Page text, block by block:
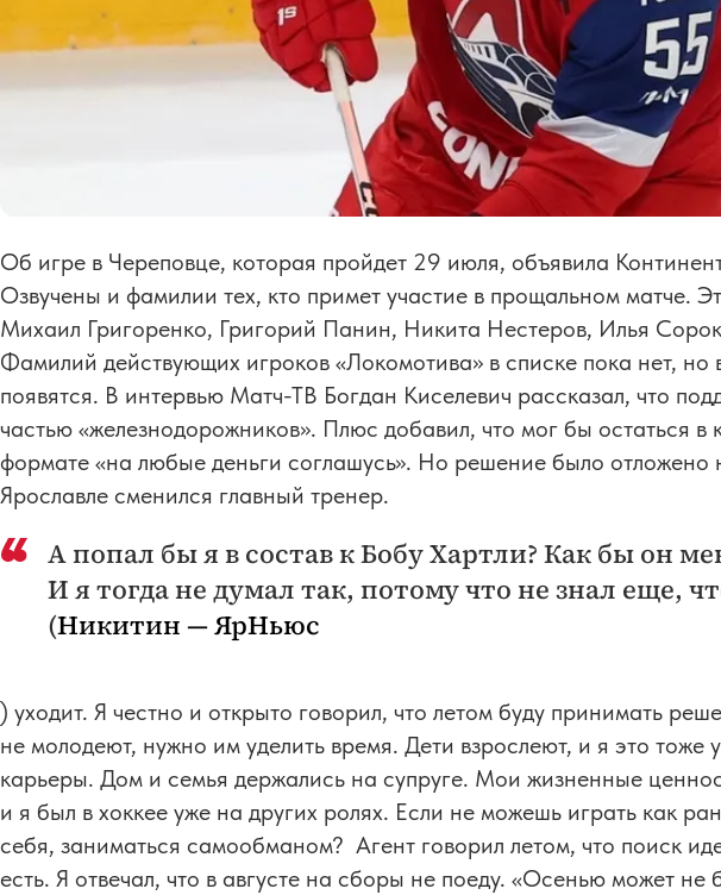
Об игре в Череповце, которая пройдет 29 июля, объявила
Озвучены и фамилии тех, кто примет участие в прощальном матче.
Михаил Григоренко, Григорий Панин, Никита Нестеров, Илья
Фамилий действующих игроков «Локомотива» в списке пока нет, но
появятся. В интервью Матч-ТВ Богдан Киселевич рассказал, что
частью «железнодорожников». Плюс добавил, что мог бы остаться в
формате «на любые деньги соглашусь». Но решение было отложено
Ярославле сменился главный тренер.
А попал бы я в состав к Бобу Хартли? Как бы он
И я тогда не думал так, потому что не знал еще,
(Никитин — ЯрНьюс
) уходит. Я честно и открыто говорил, что летом буду принимать
не молодеют, нужно им уделить время. Дети взрослеют, и я это тоже
карьеры. Дом и семья держались на супруге. Мои жизненные
и я был в хоккее уже на других ролях. Если не можешь играть как
себя, заниматься самообманом? Агент говорил летом, что поиск
есть. Я отвечал, что в августе на сборы не поеду. «Осенью может не